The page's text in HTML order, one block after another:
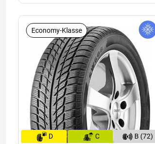
Economy-Klasse
D C B (72)